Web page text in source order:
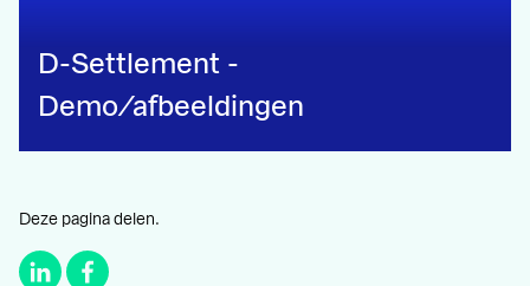
D-Settlement -
Demo/afbeeldingen
Deze pagina delen.